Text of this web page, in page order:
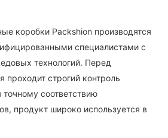
коробки Packshion производятся
специалистами с
технологий. Перед
проходит строгий контроль
точному соответствию
продукт широко используется в